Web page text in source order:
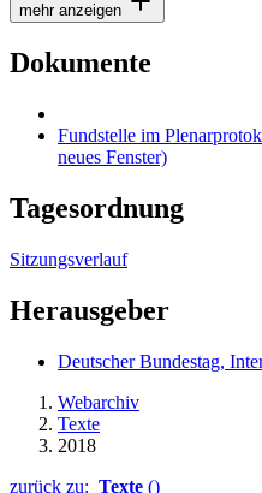
mehr anzeigen
Dokumente
Fundstelle im
neues Fenster)
Tagesordnung
Sitzungsverlauf
Herausgeber
Deutscher Bundestag,
Webarchiv
Texte
2018
zurück zu: Texte ()